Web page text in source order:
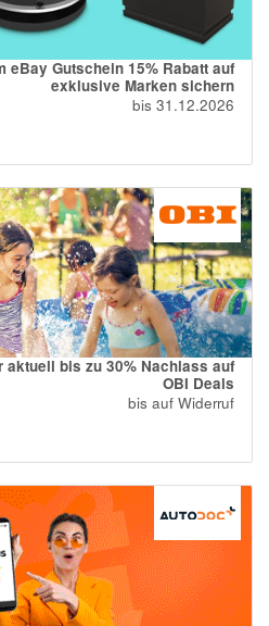
eBay Gutschein 15% Rabatt auf
exklusive Marken sichern
bis 31.12.2026
aktuell bis zu 30% Nachlass auf
OBI Deals
bis auf Widerruf